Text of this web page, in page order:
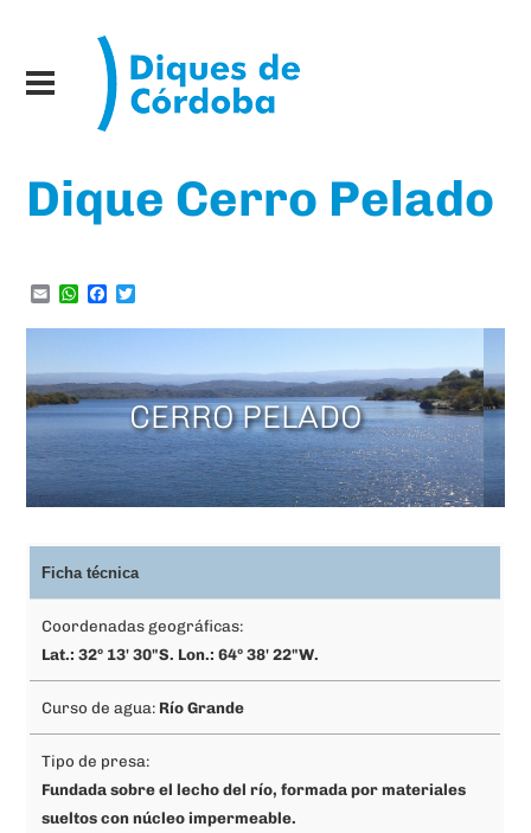
Dique Cerro Pelado
EmailWhatsApp
Facebook
CERRO PELADO
Ficha técnica
Coordenadas geográficas:
Lat.: 32º 13' 30"S. Lon.: 64º 38' 22"W.
Curso de agua: Río Grande
Tipo de presa:
Fundada sobre el lecho del río, formada por materiales
sueltos con núcleo impermeable.